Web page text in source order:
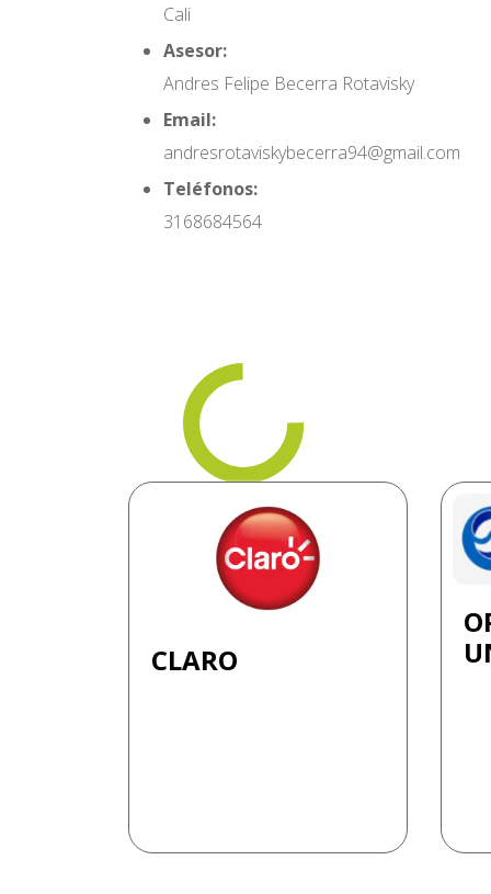
Cali
Asesor:
Andres Felipe Becerra Rotavisky
Email:
andresrotaviskybecerra94@gmail.com
Teléfonos:
3168684564
CLARO